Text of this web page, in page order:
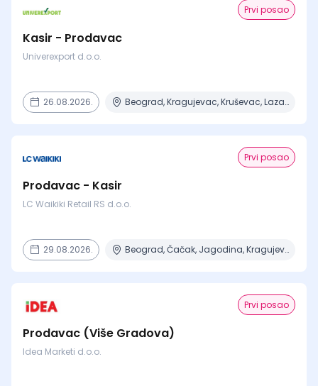
Prvi posao
Kasir - Prodavac
Univerexport d.o.o.
26.08.2026. Beograd, Kragujevac, Kruševac, Lazarevac, Mladenovac + 6 mesta
Prvi posao
Prodavac - Kasir
LC Waikiki Retail RS d.o.o.
29.08.2026. Beograd, Čačak, Jagodina, Kragujevac, Kruševac + 15 mesta
Prvi posao
Prodavac (Više Gradova)
Idea Marketi d.o.o.